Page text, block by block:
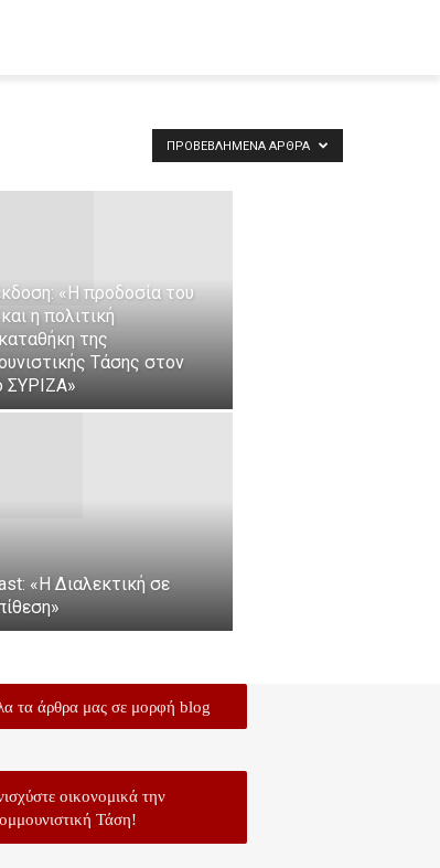
ΠΡΟΒΕΒΛΗΜΈΝΑ ΆΡΘΡΑ
«Η προδοσία του
η πολιτική
της
Τάσης στον
ΣΥΡΙΖΑ»
«Η Διαλεκτική σε
τα άρθρα μας σε μορφή blog
οικονομικά την
Τάση!